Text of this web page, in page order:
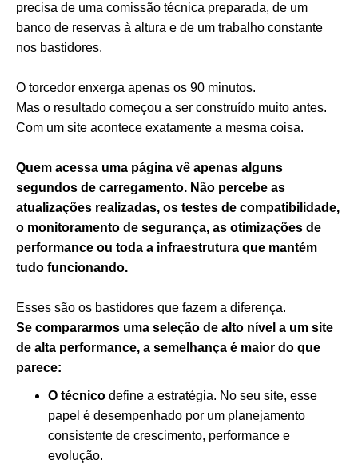
precisa de uma comissão técnica preparada, de um
banco de reservas à altura e de um trabalho constante
nos bastidores.
O torcedor enxerga apenas os 90 minutos.
Mas o resultado começou a ser construído muito antes.
Com um site acontece exatamente a mesma coisa.
Quem acessa uma página vê apenas alguns
segundos de carregamento. Não percebe as
atualizações realizadas, os testes de compatibilidade,
o monitoramento de segurança, as otimizações de
performance ou toda a infraestrutura que mantém
tudo funcionando.
Esses são os bastidores que fazem a diferença.
Se compararmos uma seleção de alto nível a um site
de alta performance, a semelhança é maior do que
parece:
O técnico define a estratégia. No seu site, esse
papel é desempenhado por um planejamento
consistente de crescimento, performance e
evolução.